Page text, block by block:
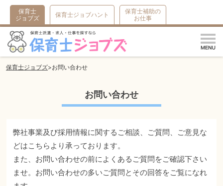
保育士
ジョブズ
保育士ジョブハント
保育士補助の
お仕事
保育士ジョブズ お問い合わせ
お問い合わせ
弊社事業及び採用情報に関するご相談、ご質問、ご意見な
どはこちらより承っております。
また、お問い合わせの前によくあるご質問をご確認下さい
ませ。お問い合わせの多いご質問とその回答をご覧になれ